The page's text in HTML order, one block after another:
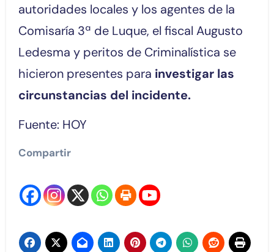
autoridades locales y los agentes de la
Comisaría 3ª de Luque, el fiscal Augusto
Ledesma y peritos de Criminalística se
hicieron presentes para investigar las
circunstancias del incidente.
Fuente: HOY
Compartir